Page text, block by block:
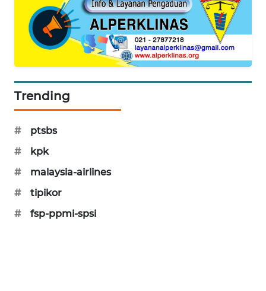
Trending
#
ptsbs
#
kpk
#
malaysia-airlines
#
tipikor
#
fsp-ppmi-spsi
PERAPKI
NEWS
ASA
NEWS